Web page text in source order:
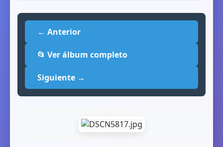
← Anterior
📂 Ver álbum completo
Siguiente →